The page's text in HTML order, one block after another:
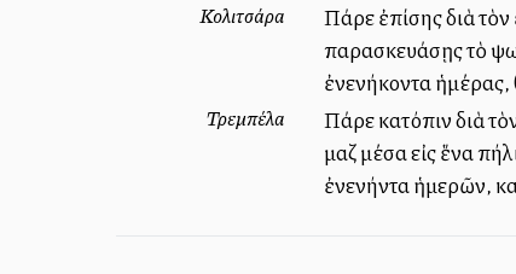
Κολιτσάρα
Πάρε ἐπίσης διὰ τὸν
παρασκευάσῃς τὸ
ἐνενήκοντα
Τρεμπέλα
Πάρε κατόπιν διὰ
μαζὶ μέσα εἰς ἕνα
ἐνενήντα ἡμερῶν,